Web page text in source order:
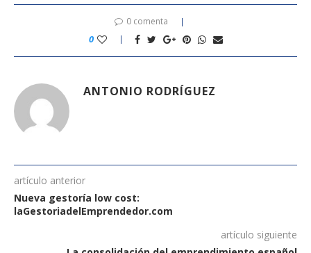
0 comenta
0
ANTONIO RODRÍGUEZ
artículo anterior
Nueva gestoría low cost:
laGestoriadelEmprendedor.com
artículo siguiente